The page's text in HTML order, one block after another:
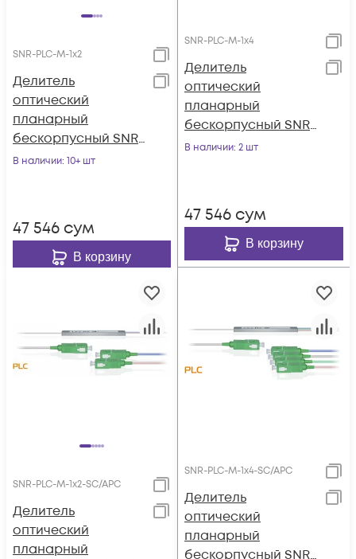
SNR-PLC-M-1x2
Делитель
оптический
планарный
бескорпусный SNR-
PLC-M-1x2
В наличии: 10+ шт
47 546 сум
В корзину
SNR-PLC-M-1x4
Делитель
оптический
планарный
бескорпусный SNR-
PLC-M-1x4
В наличии: 2 шт
47 546 сум
В корзину
SNR-PLC-M-1x2-SC/APC
Делитель
оптический
планарный
SNR-PLC-M-1x4-SC/APC
Делитель
оптический
планарный
бескорпусный SNR-